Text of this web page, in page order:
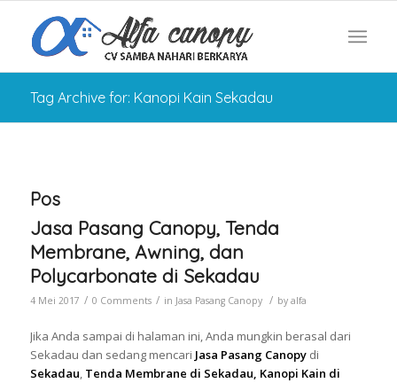
Tag Archive for: Kanopi Kain Sekadau
Pos
Jasa Pasang Canopy, Tenda
Membrane, Awning, dan
Polycarbonate di Sekadau
4 Mei 2017 / 0 Comments / in Jasa Pasang Canopy / by alfa
Jika Anda sampai di halaman ini, Anda mungkin berasal dari
Sekadau dan sedang mencari Jasa Pasang Canopy di
Sekadau, Tenda Membrane di Sekadau, Kanopi Kain di